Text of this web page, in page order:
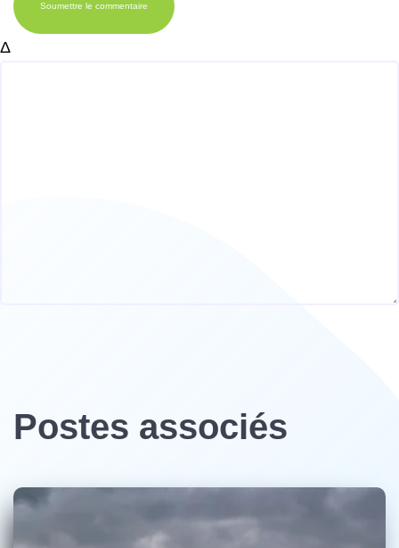
Soumettre le commentaire
Δ
Postes associés